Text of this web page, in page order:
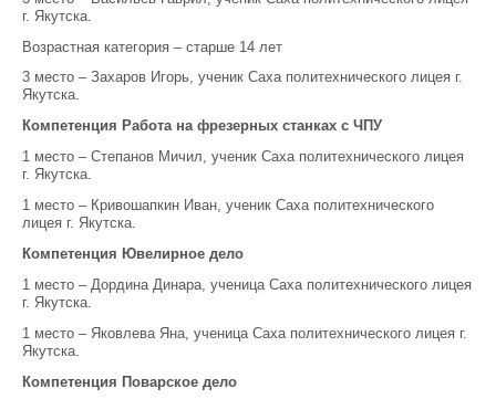
г. Якутска.
Возрастная категория – старше 14 лет
3 место – Захаров Игорь, ученик Саха политехнического лицея г.
Якутска.
Компетенция Работа на фрезерных станках с ЧПУ
1 место – Степанов Мичил, ученик Саха политехнического лицея
г. Якутска.
1 место – Кривошапкин Иван, ученик Саха политехнического
лицея г. Якутска.
Компетенция Ювелирное дело
1 место – Дордина Динара, ученица Саха политехнического лицея
г. Якутска.
1 место – Яковлева Яна, ученица Саха политехнического лицея г.
Якутска.
Компетенция Поварское дело